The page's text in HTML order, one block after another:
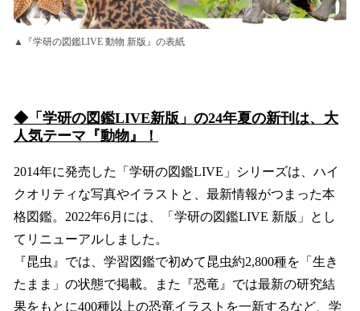
▲『学研の図鑑LIVE 動物 新版』の表紙
◆「学研の図鑑LIVE新版」の24年夏の新刊は、大
人気テーマ『動物』！
2014年に発売した「学研の図鑑LIVE」シリーズは、ハイ
クオリティな写真やイラストと、最新情報がつまった本
格図鑑。2022年6月には、「学研の図鑑LIVE 新版」とし
てリニューアルしました。
『昆虫』では、学習図鑑で初めて昆虫約2,800種を「生き
たまま」の状態で掲載。また『恐竜』では最新の研究結
果をもとに400種以上の恐竜イラストを一新するなど、学